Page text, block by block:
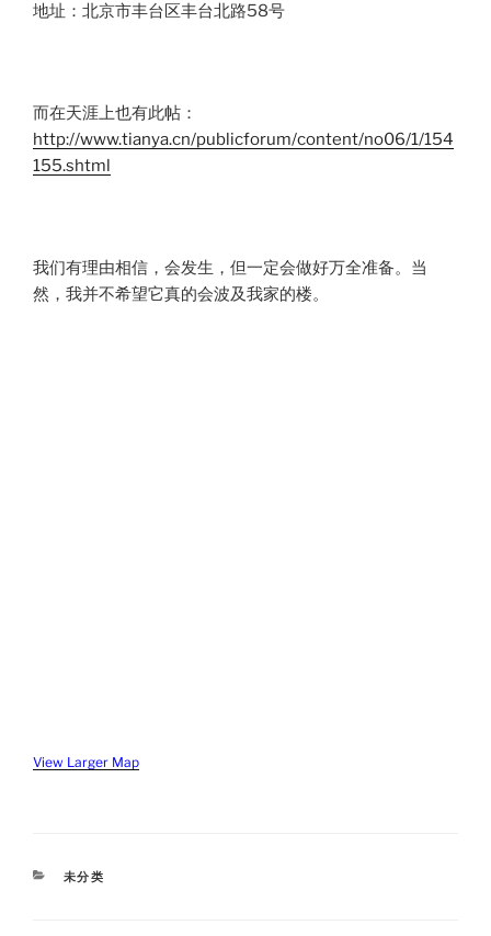
地址：北京市丰台区丰台北路58号
而在天涯上也有此帖：
http://www.tianya.cn/publicforum/content/no06/1/154
155.shtml
我们有理由相信，会发生，但一定会做好万全准备。当
然，我并不希望它真的会波及我家的楼。
View Larger Map
CATEGORIES
未分类